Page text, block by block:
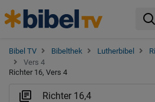
Bibel TV Bibelthek Lutherbibel
Vers 4
Richter 16, Vers 4